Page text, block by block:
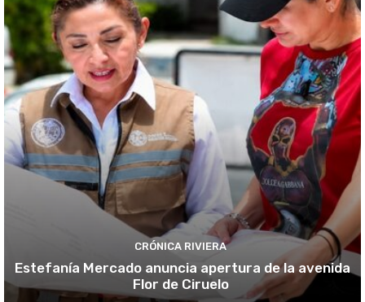
CRÓNICA RIVIERA
Estefanía Mercado anuncia apertura de la avenida
Flor de Ciruelo